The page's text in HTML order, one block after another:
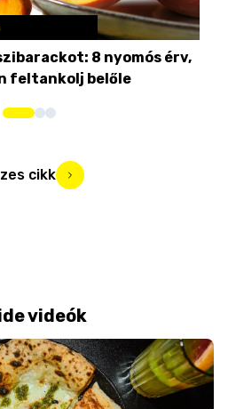
8 nyomós érv,
feltankolj belőle
cikk
videók